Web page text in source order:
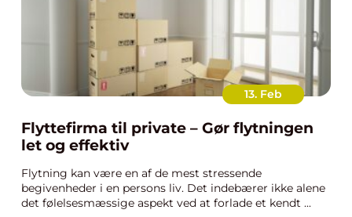
13. Feb
Flyttefirma til private – Gør flytningen
let og effektiv
Flytning kan være en af de mest stressende
begivenheder i en persons liv. Det indebærer ikke alene
det følelsesmæssige aspekt ved at forlade et kendt ...